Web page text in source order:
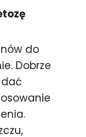
do
Dobrze